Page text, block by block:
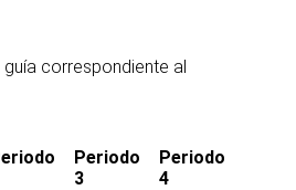
correspondiente al
Periodo
3
Periodo
4